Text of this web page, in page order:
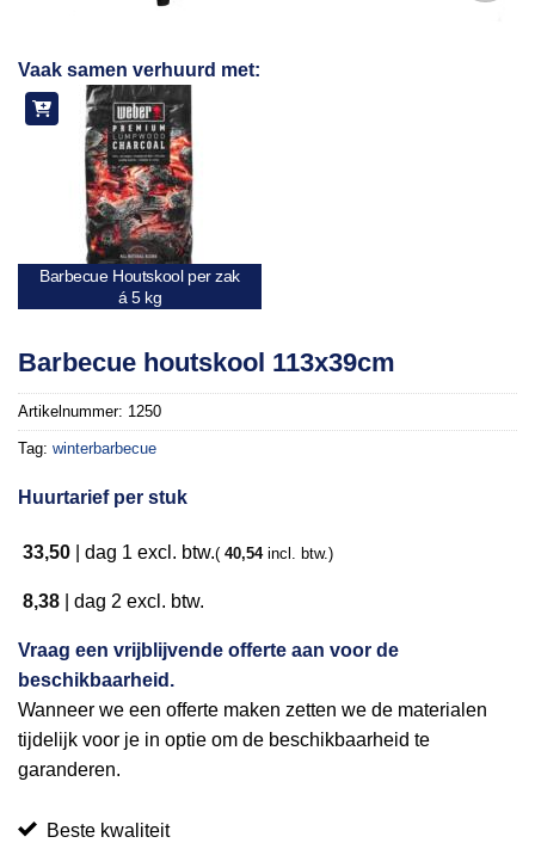
Vaak samen verhuurd met:
Barbecue Houtskool per zak
á 5 kg
Barbecue houtskool 113x39cm
Artikelnummer: 1250
Tag: winterbarbecue
Huurtarief per stuk
33,50 dag 1 excl. btw.( 40,54incl. btw.)
8,38 dag 2 excl. btw.
Vraag een vrijblijvende offerte aan voor de
beschikbaarheid.
Wanneer we een offerte maken zetten we de materialen
tijdelijk voor je in optie om de beschikbaarheid te
garanderen.
Beste kwaliteit